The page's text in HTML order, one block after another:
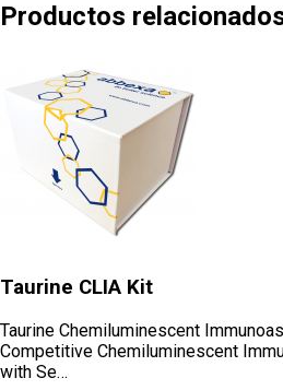
Productos
Taurine CLIA Kit
Taurine Chemiluminescent
Competitive Chemiluminescent
with Se…